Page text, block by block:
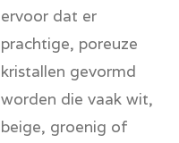
ervoor dat er
prachtige, poreuze
kristallen gevormd
worden die vaak wit,
beige, groenig of